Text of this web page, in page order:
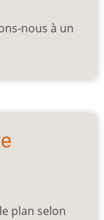
nous à un
plan selon